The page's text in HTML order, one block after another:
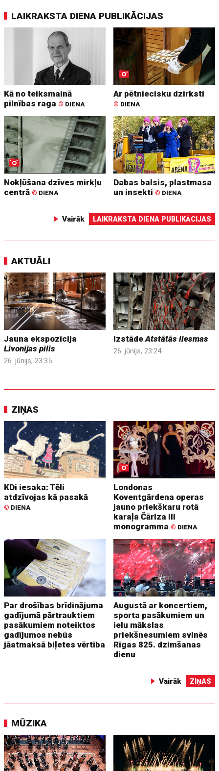
LAIKRAKSTA DIENA PUBLIKĀCIJAS
Kā no teiksmainā
pilnības raga © DIENA
Ar pētniecisku dzirksti
© DIENA
Nokļūšana dzīves mirkļu
centrā © DIENA
Dabas balsis, plastmasa
un insekti © DIENA
Vairāk LAIKRAKSTA DIENA PUBLIKĀCIJAS
AKTUĀLI
Jauna ekspozīcija
Livonijas pilis
26. jūnijs, 23:35
IzstādeAtstātās liesmas
26. jūnijs, 23:24
ZIŅAS
KDi iesaka: Tēli
atdzīvojas kā pasakā
© DIENA
Londonas
Koventgārdena operas
jauno priekškaru rotā
karaļa Čārlza III
monogramma © DIENA
Par drošības brīdinājuma
gadījumā pārtrauktiem
pasākumiem noteiktos
gadījumos nebūs
jāatmaksā biļetes vērtība
Augustā ar koncertiem,
sporta pasākumiem un
ielu mākslas
priekšnesumiem svinēs
Rīgas 825. dzimšanas
dienu
Vairāk ZIŅAS
MŪZIKA